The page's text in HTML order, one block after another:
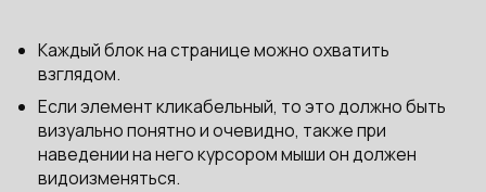
Каждый блок на странице можно охватить
взглядом.
Если элемент кликабельный, то это должно быть
визуально понятно и очевидно, также при
наведении на него курсором мыши он должен
видоизменяться.